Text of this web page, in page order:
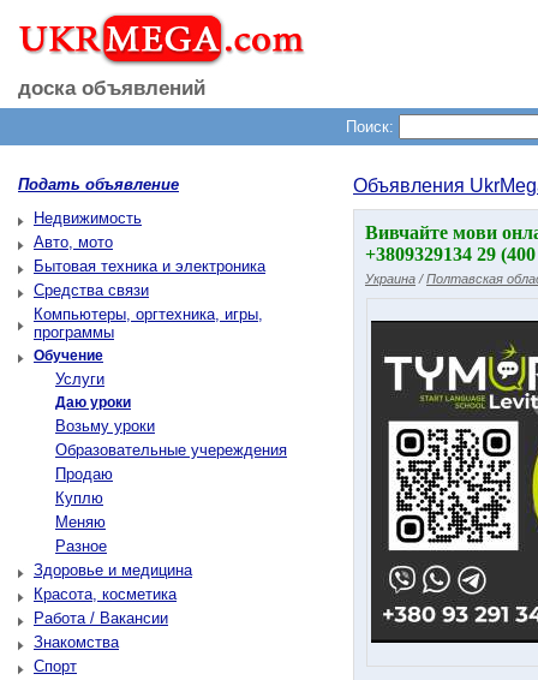
доска объявлений
Поиск:
Подать объявление
Недвижимость
Авто, мото
Бытовая техника и электроника
Средства связи
Компьютеры, оргтехника, игры,
программы
Обучение
Услуги
Даю уроки
Возьму уроки
Образовательные учереждения
Продаю
Куплю
Меняю
Разное
Здоровье и медицина
Красота, косметика
Работа / Вакансии
Знакомства
Спорт
Объявления
Вивчайте мови
+3809329134 29
Украина /Полтавская